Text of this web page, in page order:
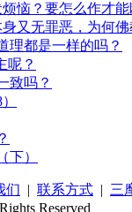
恼？要怎么作才能
又无罪恶，为何佛
理都是一样的吗？
呢？
致吗？
下）
们 | 联系方式 | 三
Reserved